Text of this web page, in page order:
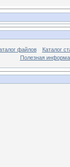
файлов
Каталог
Полезная